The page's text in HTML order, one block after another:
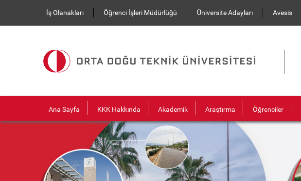
İş Olanakları
Öğrenci İşleri Müdürlüğü Üniversite Adayları Avesis
Ana Sayfa KKK Hakkında Akademik Araştırma Öğrenciler